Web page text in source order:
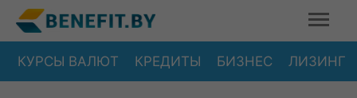
КУРСЫ ВАЛЮТ КРЕДИТЫ БИЗНЕС ЛИЗИНГ